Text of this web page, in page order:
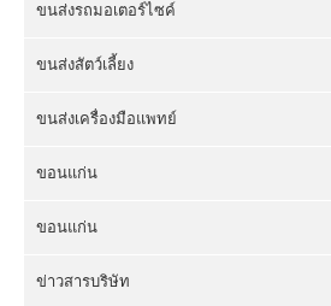
ขนส่งรถมอเตอร์ไซค์
ขนส่งสัตว์เลี้ยง
ขนส่งเครื่องมือแพทย์
ขอนแก่น
ขอนแก่น
ข่าวสารบริษัท